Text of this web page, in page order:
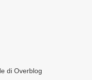
di Overblog